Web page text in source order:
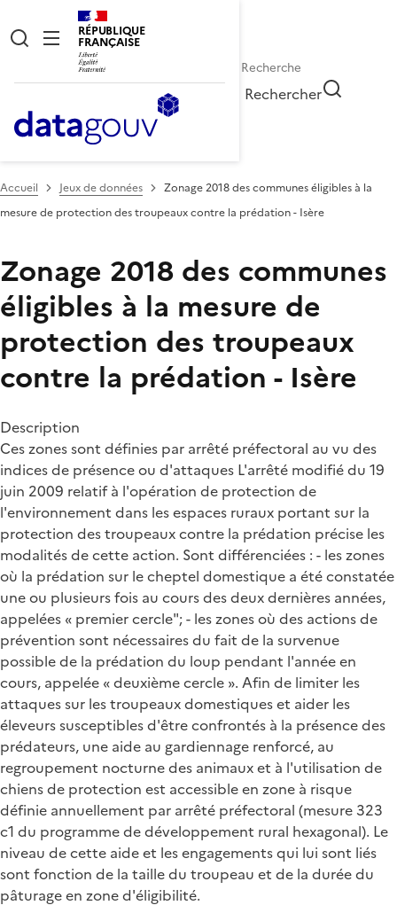
RÉPUBLIQUE
FRANÇAISE
Rechercher
Accueil Jeux de données
Zonage 2018 des communes éligibles à la
mesure de protection des troupeaux contre la prédation - Isère
Zonage 2018 des communes
éligibles à la mesure de
protection des troupeaux
contre la prédation - Isère
Description
Ces zones sont définies par arrêté préfectoral au vu des
indices de présence ou d'attaques L'arrêté modifié du 19
juin 2009 relatif à l'opération de protection de
l'environnement dans les espaces ruraux portant sur la
protection des troupeaux contre la prédation précise les
modalités de cette action. Sont différenciées : - les zones
où la prédation sur le cheptel domestique a été constatée
une ou plusieurs fois au cours des deux dernières années,
appelées « premier cercle"; - les zones où des actions de
prévention sont nécessaires du fait de la survenue
possible de la prédation du loup pendant l'année en
cours, appelée « deuxième cercle ». Afin de limiter les
attaques sur les troupeaux domestiques et aider les
éleveurs susceptibles d'être confrontés à la présence des
prédateurs, une aide au gardiennage renforcé, au
regroupement nocturne des animaux et à l'utilisation de
chiens de protection est accessible en zone à risque
définie annuellement par arrêté préfectoral (mesure 323
c1 du programme de développement rural hexagonal). Le
niveau de cette aide et les engagements qui lui sont liés
sont fonction de la taille du troupeau et de la durée du
pâturage en zone d'éligibilité.